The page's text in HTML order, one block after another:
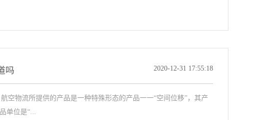
吗 2020-12-31 17:55:18
空物流所提供的产品是一种特殊形态的产品一一“空间位移”，其产
单位是“...